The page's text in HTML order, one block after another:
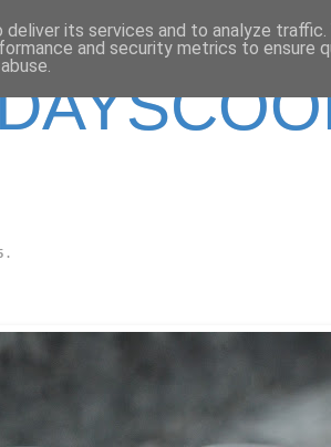
its services and to analyze traffic.
and security metrics to ensure